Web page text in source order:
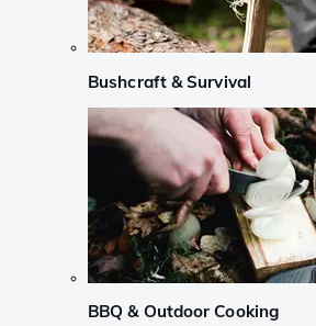
Bushcraft & Survival
BBQ & Outdoor Cooking